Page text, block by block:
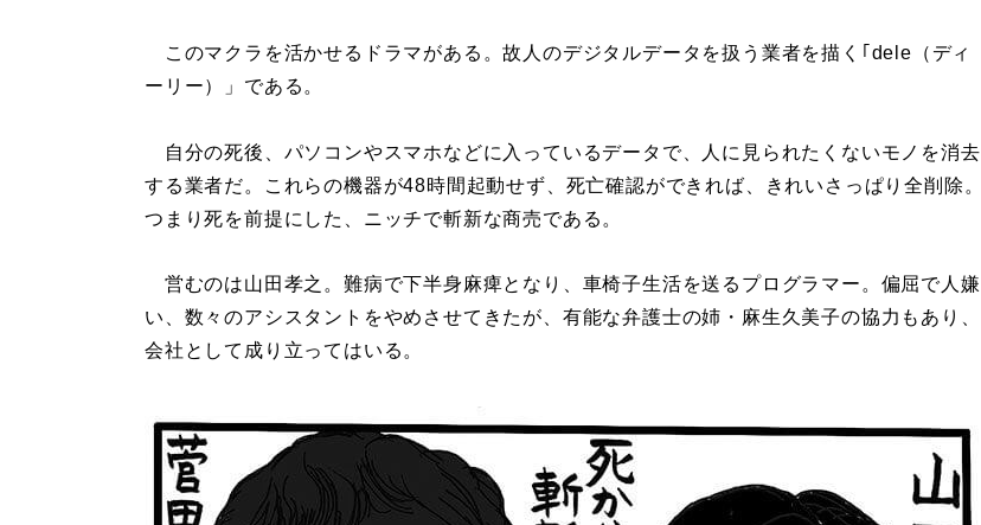
このマクラを活かせるドラマがある。故人のデジタルデータを扱う業者を描く｢dele（ディ
ーリー）」である。
自分の死後、パソコンやスマホなどに入っているデータで、人に見られたくないモノを消去
する業者だ。これらの機器が48時間起動せず、死亡確認ができれば、きれいさっぱり全削除。
つまり死を前提にした、ニッチで斬新な商売である。
営むのは山田孝之。難病で下半身麻痺となり、車椅子生活を送るプログラマー。偏屈で人嫌
い、数々のアシスタントをやめさせてきたが、有能な弁護士の姉・麻生久美子の協力もあり、
会社として成り立ってはいる。